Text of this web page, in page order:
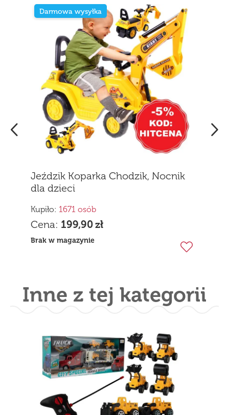
Darmowa wysyłka
Jeździk Koparka Chodzik, Nocnik
dla dzieci
Kupiło: 1671 osób
Cena: 199,90zł
Brak w magazynie
Inne z tej kategorii
Tramwaj do Zabawy Światło i
Dźwięk Otwierane Drzwi
Cena:54,89